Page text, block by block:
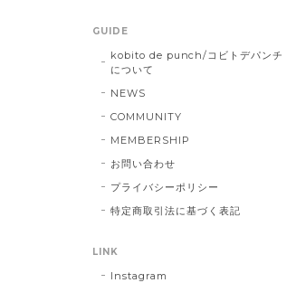
GUIDE
kobito de punch/コビトデパンチ
について
NEWS
COMMUNITY
MEMBERSHIP
お問い合わせ
プライバシーポリシー
特定商取引法に基づく表記
LINK
Instagram